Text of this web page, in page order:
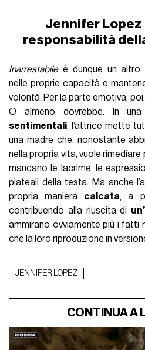
Jennifer Lopez
responsabilità
Inarrestabileè dunque un altro
nelle proprie capacità e
volontà. Per la parte emotiva,
O almeno dovrebbe. In
sentimentali, l’attrice mette
una madre che, nonostante
nella propria vita, vuole rimediare
mancano le lacrime, le
plateali della testa. Ma anche
propria maniera calcata, a
contribuendo alla riuscita di
ammirano ovviamente più i fatti
che la loro riproduzione in
JENNIFER LOPEZ
CONTINUA A